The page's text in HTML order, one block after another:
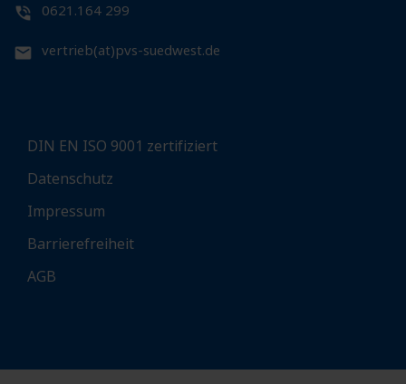
0621.164 299
vertrieb(at)pvs-suedwest.de
DIN EN ISO 9001 zertifiziert
Datenschutz
Impressum
Barrierefreiheit
AGB